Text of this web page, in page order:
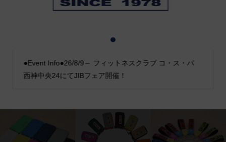
●Event Info●26/8/9～ フィットネスクラブ コ・ス・パ
西神中央24にてJIBフェア開催！
2